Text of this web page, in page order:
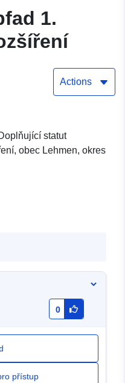
1.
Actions
statut
obec Lehmen, okres
0
přístup